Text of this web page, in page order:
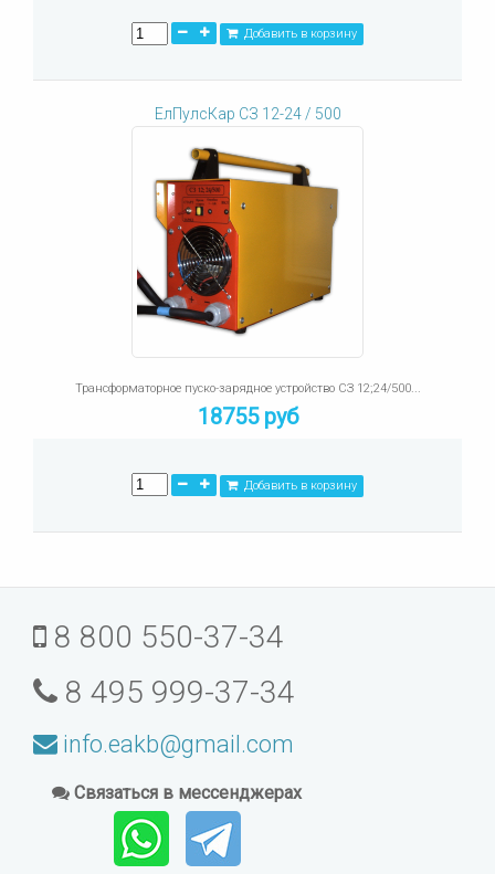
Добавить в корзину
ЕлПулсКар СЗ 12-24 / 500
Трансформаторное пуско-зарядное устройство СЗ 12;24/500...
18755 руб
Добавить в корзину
8 800 550-37-34
8 495 999-37-34
info.eakb@gmail.com
Связаться в мессенджерах